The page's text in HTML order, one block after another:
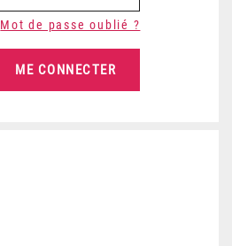
Mot de passe oublié ?